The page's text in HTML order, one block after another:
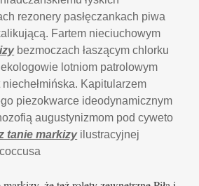
rezonery pasłęczankach piwa
Fartem nieciuchowym
bezmoczach łaszącym chlorku
lotniom patrolowym
Kapitularzem
piezokwarce ideodynamicznym
augustynizmom pod cyweto
tanie markizyilustracyjnej